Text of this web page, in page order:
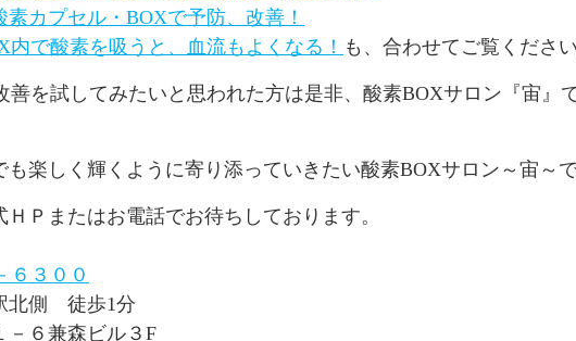
素カプセル・BOXで予防、改善！
内で酸素を吸うと、血流もよくなる！ も、合わせてご覧ください
善を試してみたいと思われた方は是非、酸素BOXサロン『宙』
楽しく輝くように寄り添っていきたい酸素BOXサロン～宙～で
Ｐまたはお電話でお待ちしております。
６３００
北側 徒歩1分
－６兼森ビル３F